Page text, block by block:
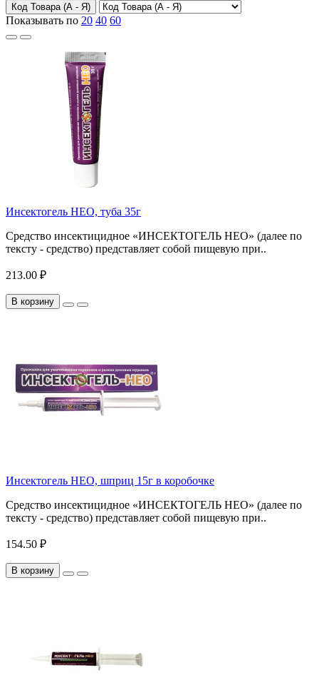
Код Товара (А - Я)
Показывать по 20 40 60
Инсектогель НЕО, туба 35г
Средство инсектицидное «ИНСЕКТОГЕЛЬ НЕО» (далее по
тексту - средство) представляет собой пищевую при..
213.00 ₽
В корзину
Инсектогель НЕО, шприц 15г в коробочке
Средство инсектицидное «ИНСЕКТОГЕЛЬ НЕО» (далее по
тексту - средство) представляет собой пищевую при..
154.50 ₽
В корзину